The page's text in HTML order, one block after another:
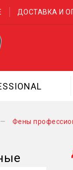
ДОСТАВКА И
Фены